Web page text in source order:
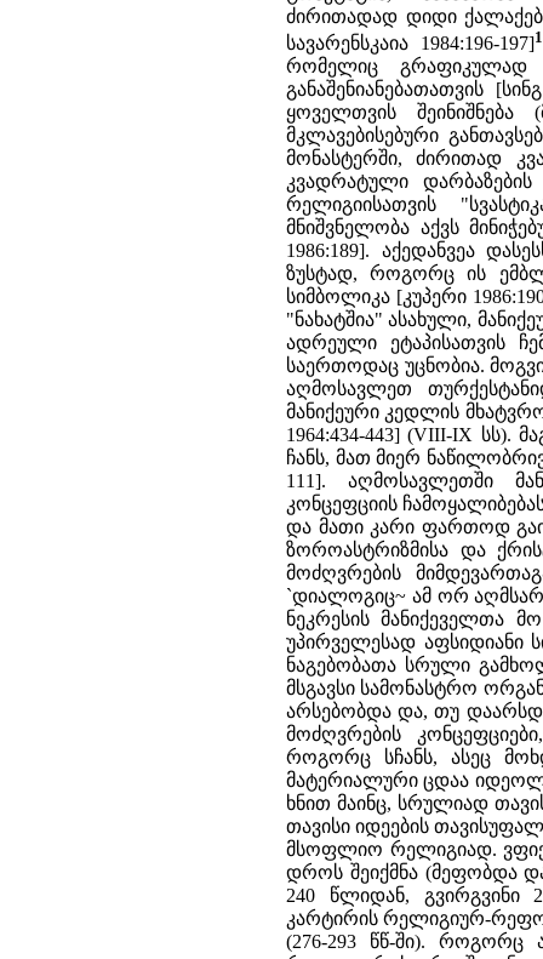
ძირითადად დიდი
სავარენსკაია 1984:196-197]
რომელიც გრაფიკულად
განაშენიანებათათვის
ყოველთვის შეინიშნება
მკლავებისებური
მონასტერში, ძირითად
კვადრატული
რელიგიისათვის
მნიშვნელობა აქვს
1986:189]. აქედანვეა
ზუსტად, როგორც ის
სიმბოლიკა [კუპერი
"ნახატშია" ასახული,
ადრეული ეტაპისათვის
საერთოდაც უცნობია.
აღმოსავლეთ
მანიქეური კედლის
1964:434-443] (VIII-IX სს).
ჩანს, მათ მიერ
111]. აღმოსავლეთში
კონცეფციის
და მათი კარი ფართოდ
ზოროასტრიზმისა და
მოძღვრების
`დიალოგიც~ ამ ორ
ნეკრესის მანიქეველთა
უპირველესად აფსიდიანი
ნაგებობათა სრული
მსგავსი სამონასტრო
არსებობდა და, თუ
მოძღვრების
როგორც სჩანს, ასეც
მატერიალური ცდაა
ხნით მაინც, სრულიად
თავისი იდეების
მსოფლიო რელიგიად.
დროს შეიქმნა (მეფობდა
240 წლიდან,
კარტირის რელიგიურ-
(276-293 წწ-ში). როგორც